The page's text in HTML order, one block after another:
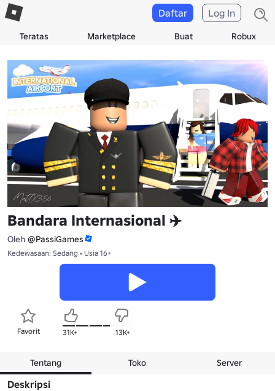
Teratas Marketplace Buat Robux
Daftar Log In
Bandara Internasional ✈️
Oleh @PassiGames
Kedewasaan: Sedang • Usia 16+
Favorit 31K+ 13K+
Tentang Toko Server
Deskripsi